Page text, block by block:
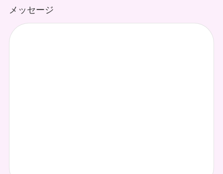
メッセージ